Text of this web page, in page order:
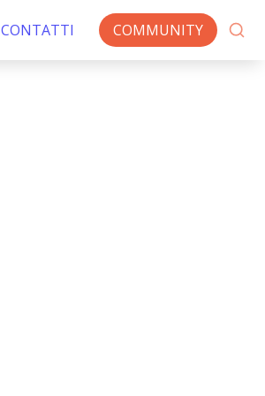
CONTATTI COMMUNITY